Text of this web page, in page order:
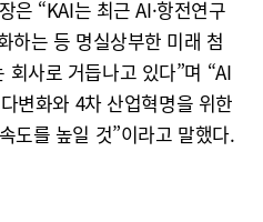
은 “KAI는 최근 AI·항전연구
하는 등 명실상부한 미래 첨
사로 거듭나고 있다”며 “AI
변화와 4차 산업혁명을 위한
도를 높일 것”이라고 말했다.